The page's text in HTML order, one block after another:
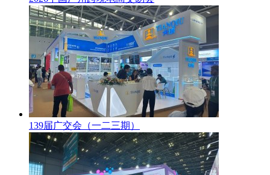
139届广交会（一二三期）